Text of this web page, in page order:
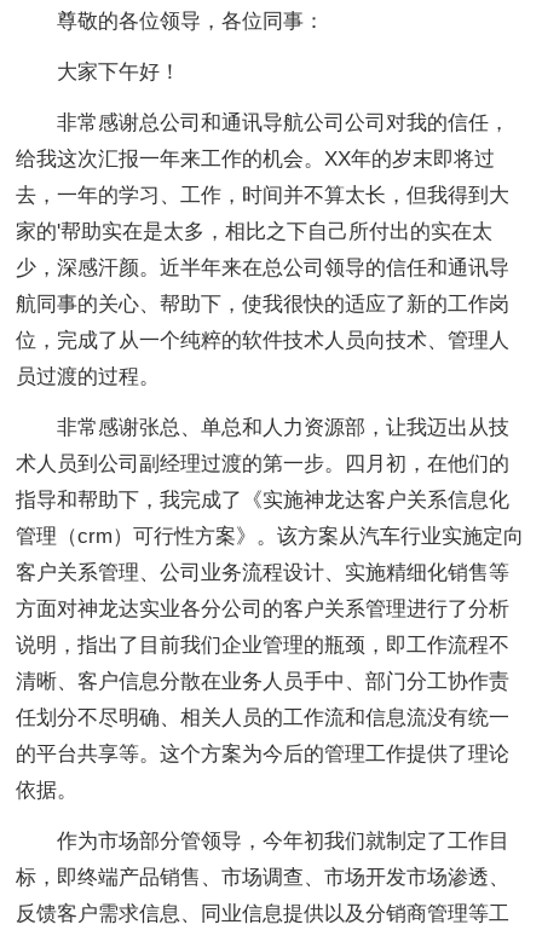
尊敬的各位领导，各位同事：
大家下午好！
非常感谢总公司和通讯导航公司公司对我的信任，
给我这次汇报一年来工作的机会。XX年的岁末即将过
去，一年的学习、工作，时间并不算太长，但我得到大
家的'帮助实在是太多，相比之下自己所付出的实在太
少，深感汗颜。近半年来在总公司领导的信任和通讯导
航同事的关心、帮助下，使我很快的适应了新的工作岗
位，完成了从一个纯粹的软件技术人员向技术、管理人
员过渡的过程。
非常感谢张总、单总和人力资源部，让我迈出从技
术人员到公司副经理过渡的第一步。四月初，在他们的
指导和帮助下，我完成了《实施神龙达客户关系信息化
管理（crm）可行性方案》。该方案从汽车行业实施定向
客户关系管理、公司业务流程设计、实施精细化销售等
方面对神龙达实业各分公司的客户关系管理进行了分析
说明，指出了目前我们企业管理的瓶颈，即工作流程不
清晰、客户信息分散在业务人员手中、部门分工协作责
任划分不尽明确、相关人员的工作流和信息流没有统一
的平台共享等。这个方案为今后的管理工作提供了理论
依据。
作为市场部分管领导，今年初我们就制定了工作目
标，即终端产品销售、市场调查、市场开发市场渗透、
反馈客户需求信息、同业信息提供以及分销商管理等工